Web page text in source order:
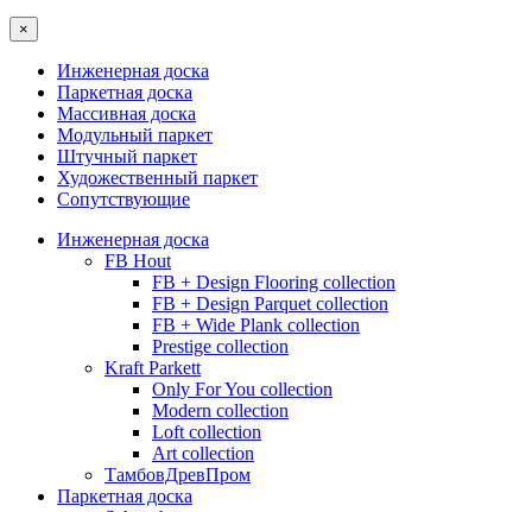
×
Инженерная доска
Паркетная доска
Массивная доска
Модульный паркет
Штучный паркет
Художественный паркет
Сопутствующие
Инженерная доска
FB Hout
FB + Design Flooring collection
FB + Design Parquet collection
FB + Wide Plank collection
Prestige collection
Kraft Parkett
Only For You collection
Modern collection
Loft collection
Art collection
ТамбовДревПром
Паркетная доска